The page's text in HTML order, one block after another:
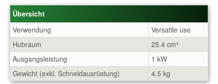
Übersicht
Verwendung
Versatile use
Hubraum
25.4 cm³
Ausgangsleistung
1 kW
Gewicht (exkl. Schneidausrüstung)
4.5 kg